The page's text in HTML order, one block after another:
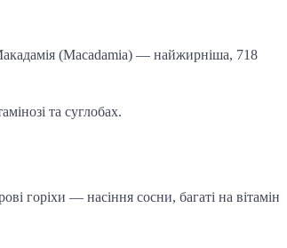
(Macadamia) — найжирніша, 718
та суглобах.
горіхи — насіння сосни, багаті на вітамін